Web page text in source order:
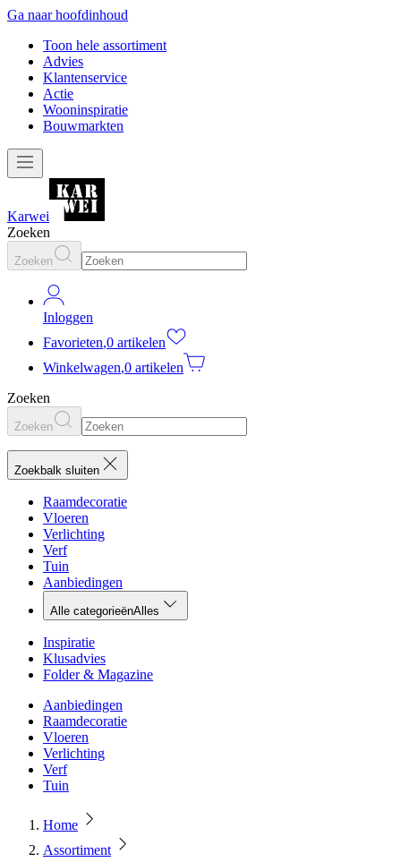
Ga naar hoofdinhoud
Toon hele assortiment
Advies
Klantenservice
Actie
Wooninspiratie
Bouwmarkten
Karwei
Zoeken
Zoeken
Inloggen
Favorieten,0 artikelen
Winkelwagen,0 artikelen
Zoeken
Zoeken
Zoekbalk sluiten
Raamdecoratie
Vloeren
Verlichting
Verf
Tuin
Aanbiedingen
Alle categorieënAlles
Inspiratie
Klusadvies
Folder & Magazine
Aanbiedingen
Raamdecoratie
Vloeren
Verlichting
Verf
Tuin
Home
Assortiment